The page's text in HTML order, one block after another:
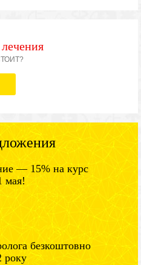
— 15% на курс
мая!
безкоштовно
року